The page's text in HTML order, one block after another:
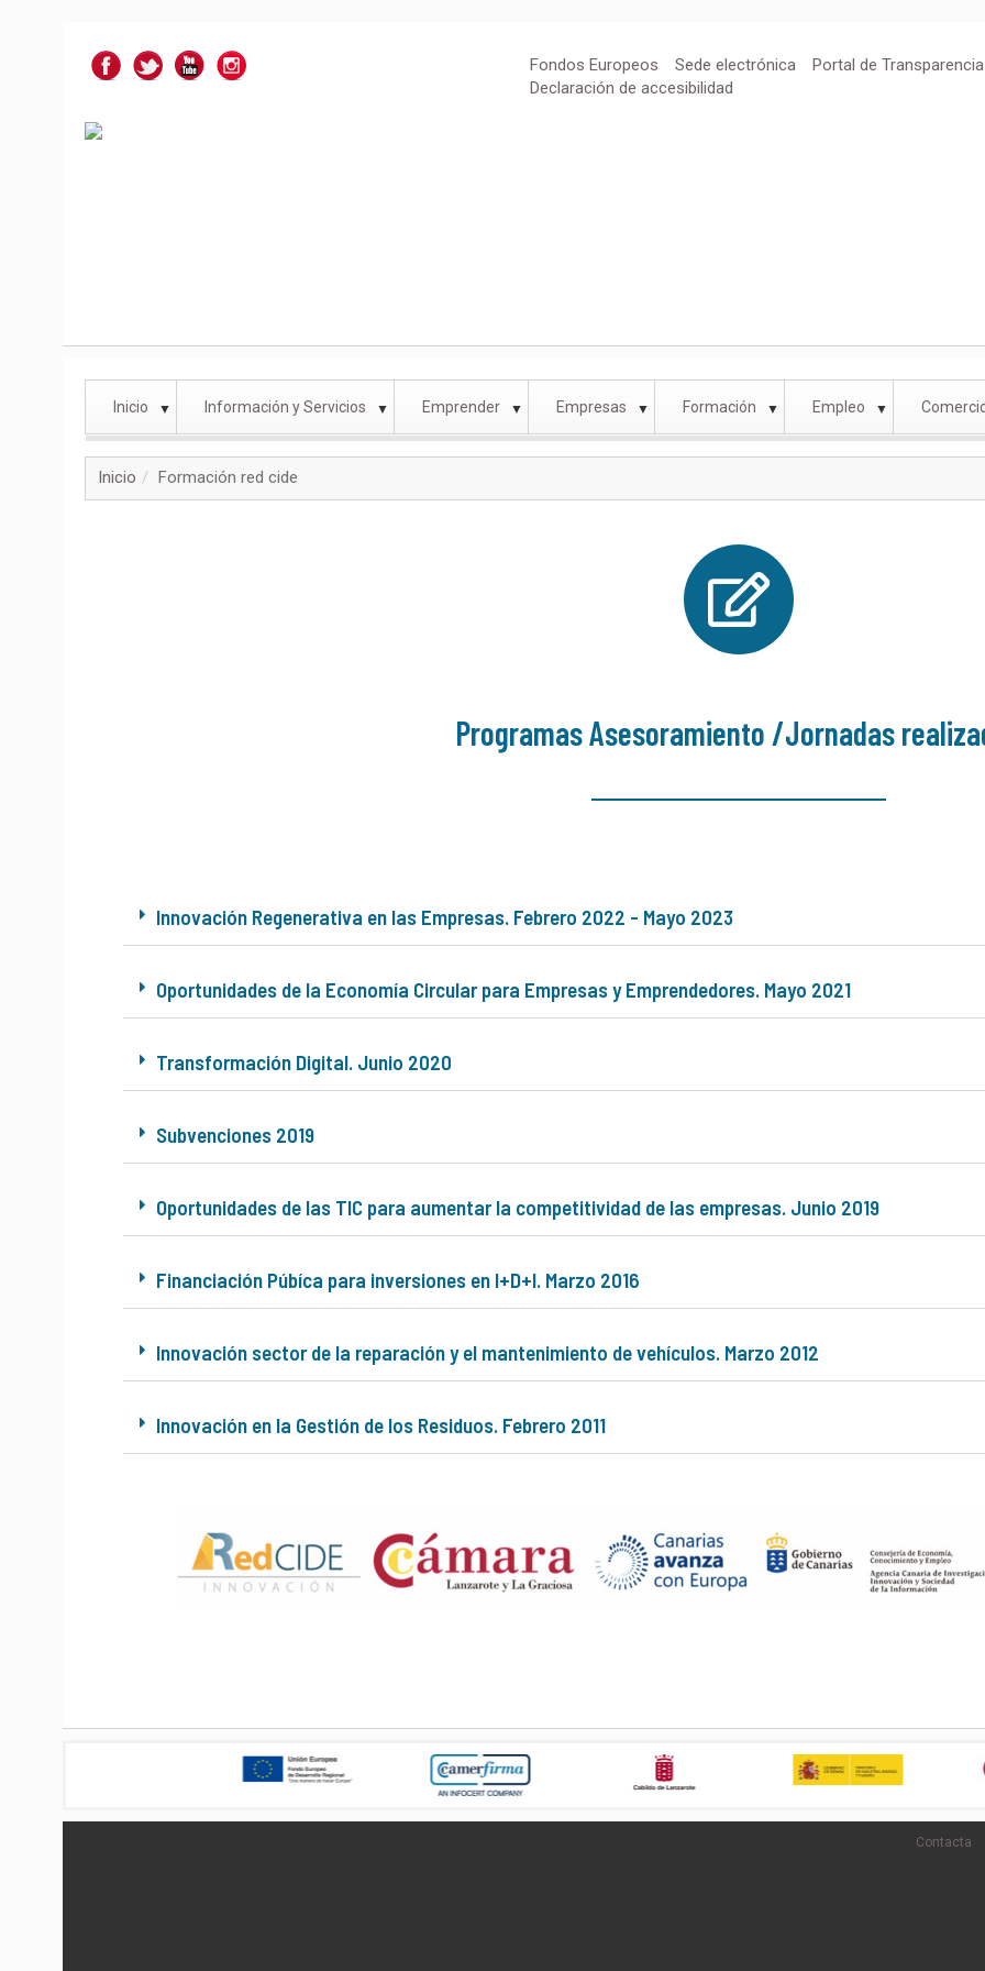
Fondos Europeos Sede electrónica
Portal de Transparencia
Declaración de accesibilidad
Inicio ▼ Información y Servicios ▼ Emprender ▼ Empresas ▼ Formación ▼ Empleo ▼
Inicio Formación red cide
Programas Asesoramiento /Jornadas
Innovación Regenerativa en las Empresas. Febrero 2022 - Mayo 2023
Oportunidades de la Economía Circular para Empresas y Emprendedores. Mayo 2021
Transformación Digital. Junio 2020
Subvenciones 2019
Oportunidades de las TIC para aumentar la competitividad de las empresas. Junio 2019
Financiación Púbíca para inversiones en I+D+I. Marzo 2016
Innovación sector de la reparación y el mantenimiento de vehículos. Marzo 2012
Innovación en la Gestión de los Residuos. Febrero 2011
Contacta